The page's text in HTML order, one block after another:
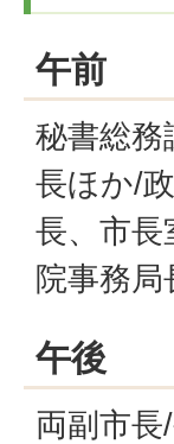
午前
秘書総務
長ほか/
長、市長
院事務
午後
両副市